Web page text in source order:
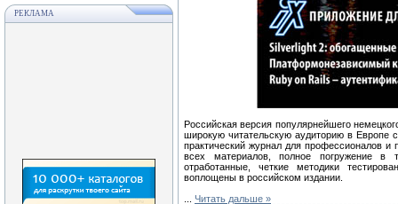
РЕКЛАМА
Российская версия популярнейшего
широкую читательскую аудиторию в Европе
практический журнал для профессионалов
всех материалов, полное погружение в
отработанные, четкие методики
воплощены в российском издании.
Читать дальше »